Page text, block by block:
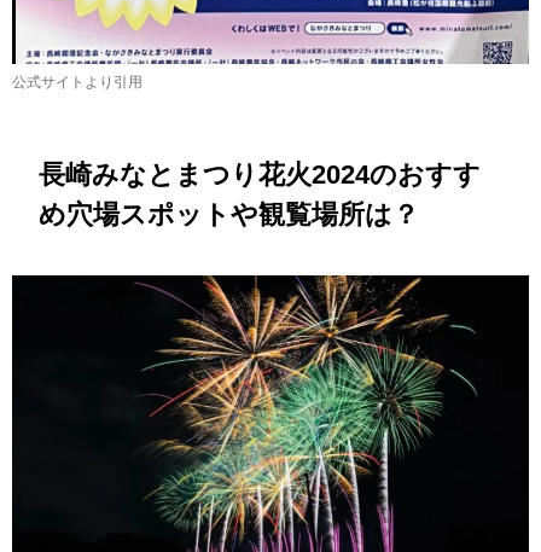
公式サイトより引用
長崎みなとまつり花火2024のおすす
め穴場スポットや観覧場所は？